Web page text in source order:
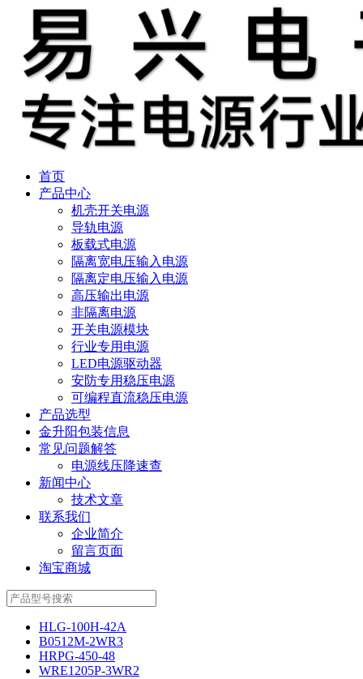
首页
产品中心
机壳开关电源
导轨电源
板载式电源
隔离宽电压输入电源
隔离定电压输入电源
高压输出电源
非隔离电源
开关电源模块
行业专用电源
LED电源驱动器
安防专用稳压电源
可编程直流稳压电源
产品选型
金升阳包装信息
常见问题解答
电源线压降速查
新闻中心
技术文章
联系我们
企业简介
留言页面
淘宝商城
HLG-100H-42A
B0512M-2WR3
HRPG-450-48
WRE1205P-3WR2